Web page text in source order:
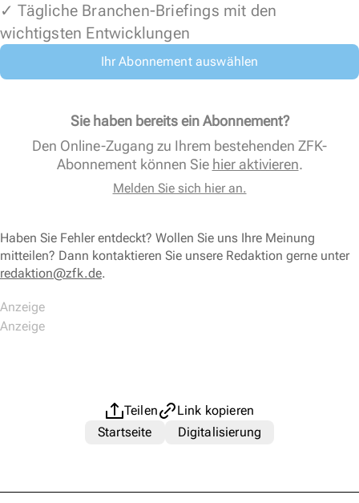
✓ Tägliche Branchen-Briefings mit den
wichtigsten Entwicklungen
Ihr Abonnement auswählen
Sie haben bereits ein Abonnement?
Den Online-Zugang zu Ihrem bestehenden ZFK-
Abonnement können Sie hier aktivieren.
Melden Sie sich hier an.
Haben Sie Fehler entdeckt? Wollen Sie uns Ihre Meinung
mitteilen? Dann kontaktieren Sie unsere Redaktion gerne unter
redaktion@zfk.de.
Teilen
Link kopieren
Startseite
Digitalisierung